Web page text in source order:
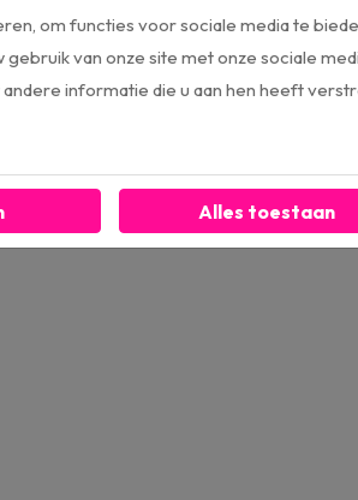
om functies voor sociale media te
van onze site met onze sociale
informatie die u aan hen heeft
Alles toestaan